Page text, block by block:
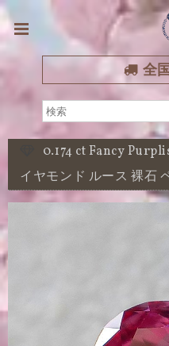
全
0.174 ct Fancy
イヤモンド ルース 裸石